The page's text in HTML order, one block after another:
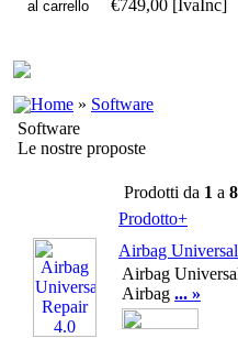
€749,00 [IvaInc]
Home » Software
Software
Le nostre proposte
Prodotti da 1 a 8
Prodotto+
Airbag
Airbag
Airbag ... »